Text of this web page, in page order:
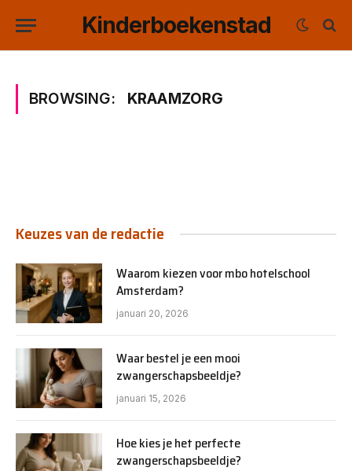
Kinderboekenstad
BROWSING: KRAAMZORG
Keuzes van de redactie
Waarom kiezen voor mbo hotelschool
Amsterdam?
januari 20, 2026
Waar bestel je een mooi
zwangerschapsbeeldje?
januari 15, 2026
Hoe kies je het perfecte
zwangerschapsbeeldje?